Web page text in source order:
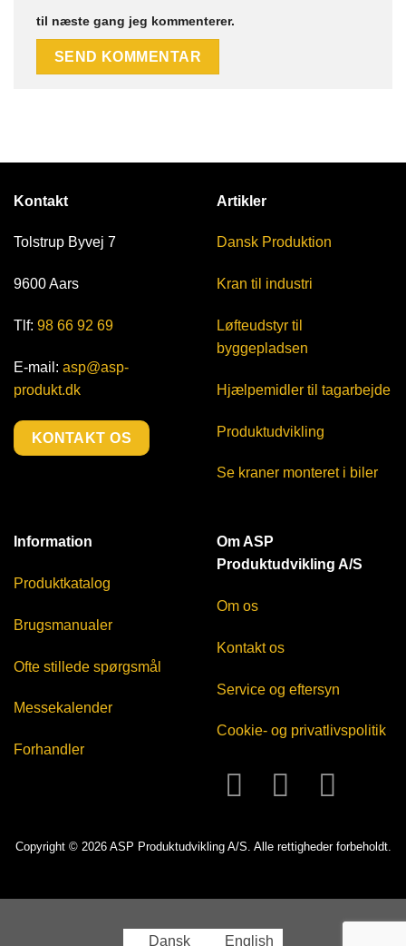
til næste gang jeg kommenterer.
Kontakt
Tolstrup Byvej 7
9600 Aars
Tlf: 98 66 92 69
E-mail: asp@asp-
produkt.dk
KONTAKT OS
Artikler
Dansk Produktion
Kran til industri
Løfteudstyr til
byggepladsen
Hjælpemidler til tagarbejde
Produktudvikling
Se kraner monteret i biler
Information
Produktkatalog
Brugsmanualer
Ofte stillede spørgsmål
Messekalender
Forhandler
Om ASP
Produktudvikling A/S
Om os
Kontakt os
Service og eftersyn
Cookie- og privatlivspolitik
Copyright © 2026 ASP Produktudvikling A/S. Alle rettigheder forbeholdt.
Dansk English